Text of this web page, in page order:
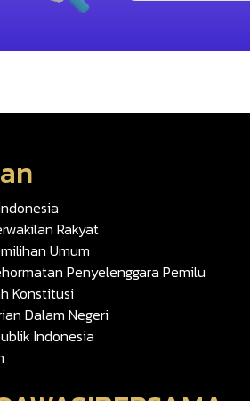
Rakyat
Umum
Penyelenggara Pemilu
Konstitusi
Dalam Negeri
Indonesia